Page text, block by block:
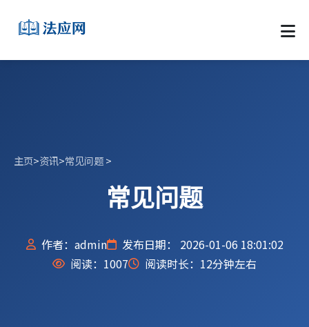
主页>资讯>常见问题>
常见问题
作者：admin
发布日期： 2026-01-06 18:01:02
阅读： 1007 阅读时长：12分钟左右